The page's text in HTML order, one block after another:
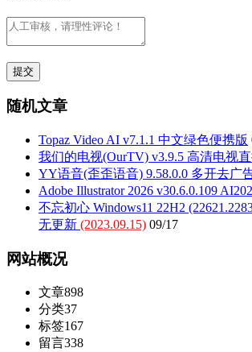
随机文章
Topaz Video AI v7.1.1 中文绿色便携版
我们的电视(OurTV) v3.9.5 高清电视
YY语音(歪歪语音) 9.58.0.0 多开去广
Adobe Illustrator 2026 v30.6.0.109
不忘初心 Windows11 22H2
无更新 (2023.09.15) 09/17
网站概况
文章898
分类37
标签167
留言338